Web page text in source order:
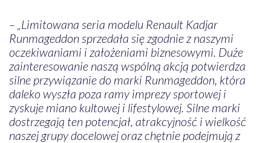
– „Limitowana seria modelu Renault Kadjar
Runmageddon sprzedała się zgodnie z naszymi
oczekiwaniami i założeniami biznesowymi. Duże
zainteresowanie naszą wspólną akcją potwierdza
silne przywiązanie do marki Runmageddon, która
daleko wyszła poza ramy imprezy sportowej i
zyskuje miano kultowej i lifestylowej. Silne marki
dostrzegają ten potencjał, atrakcyjność i wielkość
naszej grupy docelowej oraz chętnie podejmują z